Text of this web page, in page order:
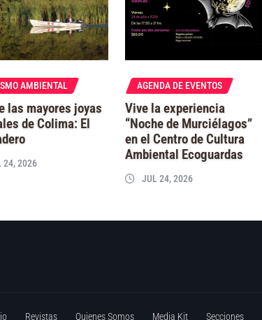
AMBIENTAL
las mayores joyas
de Colima: El
24, 2026
AGENDA DE EVENTOS
Vive la experiencia
“Noche de Murciélagos”
en el Centro de Cultura
Ambiental Ecoguardas
JUL 24, 2026
Revistas Quienes Somos Media Kit Secciones